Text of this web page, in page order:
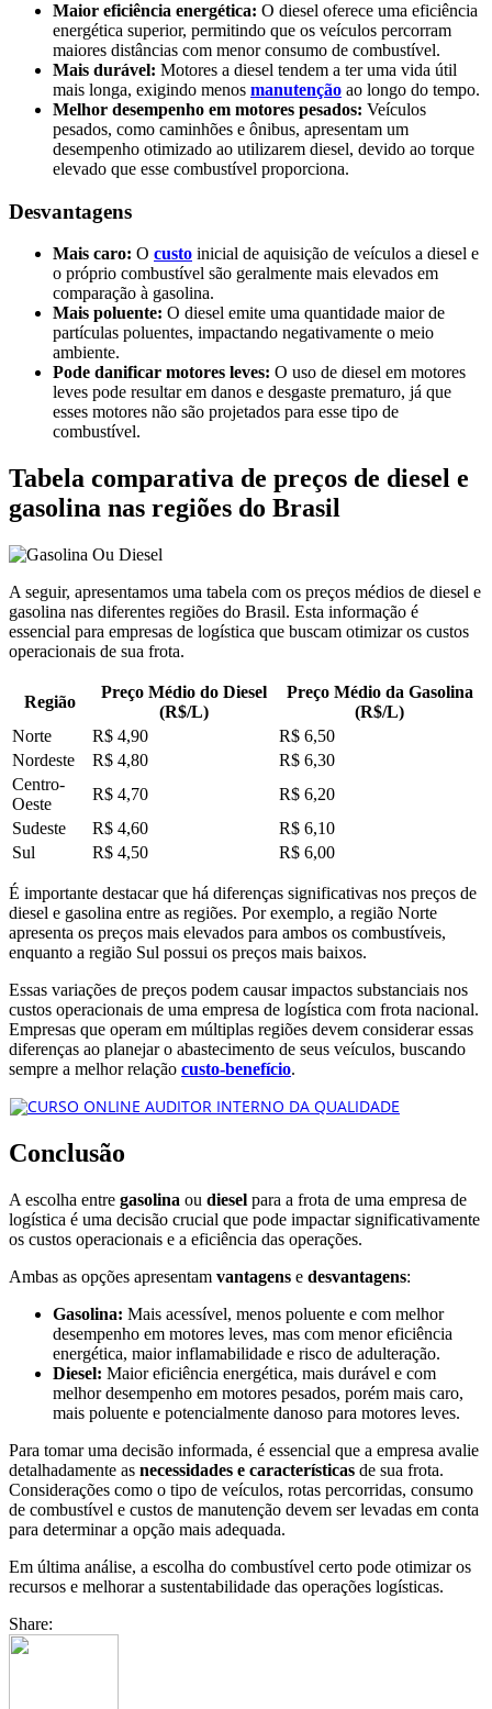
Maior eficiência energética: O diesel oferece uma eficiência
energética superior, permitindo que os veículos percorram
maiores distâncias com menor consumo de combustível.
Mais durável: Motores a diesel tendem a ter uma vida útil
mais longa, exigindo menos manutenção ao longo do tempo.
Melhor desempenho em motores pesados: Veículos
pesados, como caminhões e ônibus, apresentam um
desempenho otimizado ao utilizarem diesel, devido ao torque
elevado que esse combustível proporciona.
Desvantagens
Mais caro: O custo inicial de aquisição de veículos a diesel e
o próprio combustível são geralmente mais elevados em
comparação à gasolina.
Mais poluente: O diesel emite uma quantidade maior de
partículas poluentes, impactando negativamente o meio
ambiente.
Pode danificar motores leves: O uso de diesel em motores
leves pode resultar em danos e desgaste prematuro, já que
esses motores não são projetados para esse tipo de
combustível.
Tabela comparativa de preços de diesel e
gasolina nas regiões do Brasil
A seguir, apresentamos uma tabela com os preços médios de diesel e
gasolina nas diferentes regiões do Brasil. Esta informação é
essencial para empresas de logística que buscam otimizar os custos
operacionais de sua frota.
Região
Preço Médio do Diesel
(R$/L)
Preço Médio da Gasolina
(R$/L)
Norte
R$ 4,90
R$ 6,50
Nordeste
R$ 4,80
R$ 6,30
Centro-
Oeste
R$ 4,70
R$ 6,20
Sudeste
R$ 4,60
R$ 6,10
Sul
R$ 4,50 R$ 6,00
É importante destacar que há diferenças significativas nos preços de
diesel e gasolina entre as regiões. Por exemplo, a região Norte
apresenta os preços mais elevados para ambos os combustíveis,
enquanto a região Sul possui os preços mais baixos.
Essas variações de preços podem causar impactos substanciais nos
custos operacionais de uma empresa de logística com frota nacional.
Empresas que operam em múltiplas regiões devem considerar essas
diferenças ao planejar o abastecimento de seus veículos, buscando
sempre a melhor relação custo-benefício.
Conclusão
A escolha entre gasolina ou diesel para a frota de uma empresa de
logística é uma decisão crucial que pode impactar significativamente
os custos operacionais e a eficiência das operações.
Ambas as opções apresentam vantagens e desvantagens:
Gasolina: Mais acessível, menos poluente e com melhor
desempenho em motores leves, mas com menor eficiência
energética, maior inflamabilidade e risco de adulteração.
Diesel: Maior eficiência energética, mais durável e com
melhor desempenho em motores pesados, porém mais caro,
mais poluente e potencialmente danoso para motores leves.
Para tomar uma decisão informada, é essencial que a empresa avalie
detalhadamente as necessidades e características de sua frota.
Considerações como o tipo de veículos, rotas percorridas, consumo
de combustível e custos de manutenção devem ser levadas em conta
para determinar a opção mais adequada.
Em última análise, a escolha do combustível certo pode otimizar os
recursos e melhorar a sustentabilidade das operações logísticas.
Share: